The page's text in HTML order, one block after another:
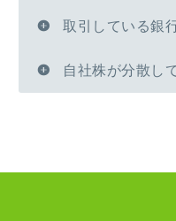
取引している銀
自社株が分散し